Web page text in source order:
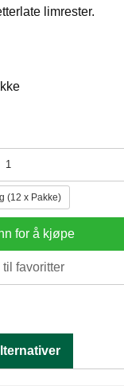
limrester.
(12 x Pakke)
for å kjøpe
til favoritter